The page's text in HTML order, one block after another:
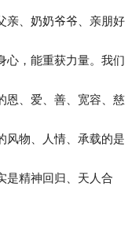
亲、奶奶爷爷、亲朋好
心，能重获力量。我们
恩、爱、善、宽容、慈
风物、人情、承载的是
是精神回归、天人合